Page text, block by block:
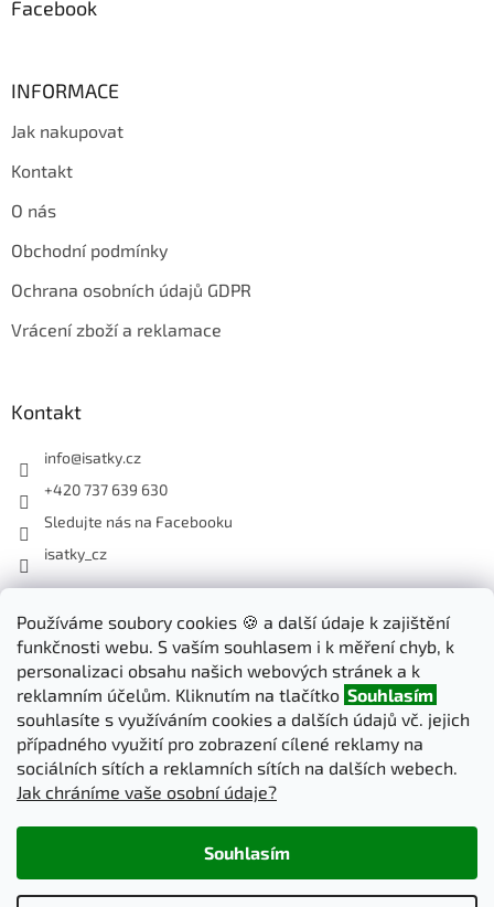
Používáme soubory cookies 🍪 a další údaje k zajištění
funkčnosti webu. S vaším souhlasem i k měření chyb, k
personalizaci obsahu našich webových stránek a k
reklamním účelům. Kliknutím na tlačítko Souhlasím
souhlasíte s využíváním cookies a dalších údajů vč. jejich
případného využití pro zobrazení cílené reklamy na
sociálních sítích a reklamních sítích na dalších webech.
Jak chráníme vaše osobní údaje?
Souhlasím
Facebook
INFORMACE
Jak nakupovat
Kontakt
O nás
Obchodní podmínky
Ochrana osobních údajů GDPR
Vrácení zboží a reklamace
Kontakt
info@isatky.cz
+420 737 639 630
Sledujte nás na Facebooku
isatky_cz
Odebírat newsletter
Vložte svůj e-mail a my vám budeme zasílat informace o nových
produktech na našem e-shopu.
E-mail
PŘIHLÁSIT SE